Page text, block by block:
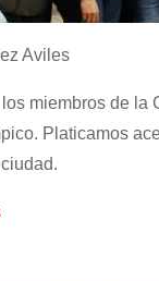
Aviles
miembros de
Platicamos